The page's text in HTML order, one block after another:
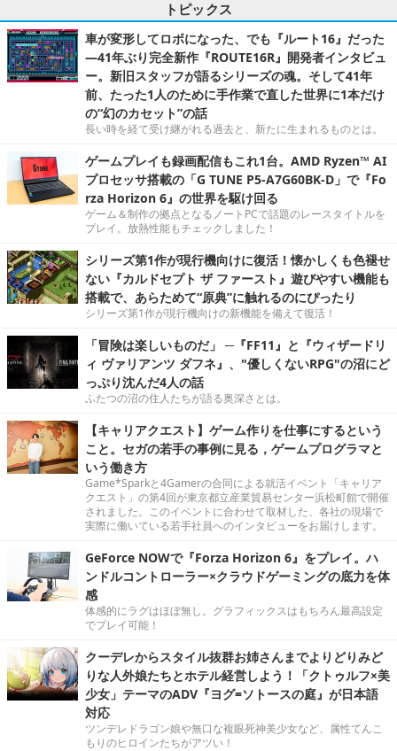
トピックス
車が変形してロボになった、でも『ルート16』だった
―41年ぶり完全新作『ROUTE16R』開発者インタビュ
ー。新旧スタッフが語るシリーズの魂。そして41年
前、たった1人のために手作業で直した世界に1本だけ
の“幻のカセット”の話
長い時を経て受け継がれる過去と、新たに生まれるものとは。
ゲームプレイも録画配信もこれ1台。AMD Ryzen™ AI
プロセッサ搭載の「G TUNE P5-A7G60BK-D」で『Fo
rza Horizon 6』の世界を駆け回る
ゲーム＆制作の拠点となるノートPCで話題のレースタイトルを
プレイ。放熱性能もチェックしました！
シリーズ第1作が現行機向けに復活！懐かしくも色褪せ
ない『カルドセプト ザ ファースト』遊びやすい機能も
搭載で、あらためて“原典”に触れるのにぴったり
シリーズ第1作が現行機向けの新機能を備えて復活！
「冒険は楽しいものだ」 ─『FF11』と『ウィザードリ
ィ ヴァリアンツ ダフネ』、"優しくないRPG"の沼にど
っぷり沈んだ4人の話
ふたつの沼の住人たちが語る奥深さとは。
【キャリアクエスト】ゲーム作りを仕事にするという
こと。セガの若手の事例に見る，ゲームプログラマと
いう働き方
Game*Sparkと4Gamerの合同による就活イベント「キャリア
クエスト」の第4回が東京都立産業貿易センター浜松町館で開催
されました。このイベントに合わせて取材した、各社の現場で
実際に働いている若手社員へのインタビューをお届けします。
GeForce NOWで『Forza Horizon 6』をプレイ。ハ
ンドルコントローラー×クラウドゲーミングの底力を体
感
体感的にラグはほぼ無し。グラフィックスはもちろん最高設定
でプレイ可能！
クーデレからスタイル抜群お姉さんまでよりどりみど
りな人外娘たちとホテル経営しよう！「クトゥルフ×美
少女」テーマのADV『ヨグ=ソトースの庭』が日本語
対応
ツンデレドラゴン娘や無口な複眼死神美少女など、属性てんこ
もりのヒロインたちがアツい！